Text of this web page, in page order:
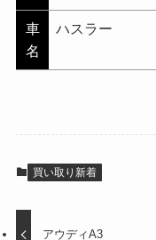
車
名
ハスラー
買い取り新着
アウディA3